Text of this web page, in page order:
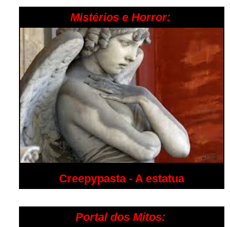
Mistérios e Horror:
Creepypasta - A estatua
Portal dos Mitos: